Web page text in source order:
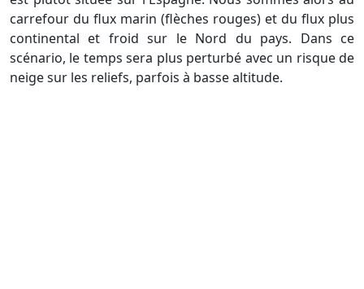
carrefour du flux marin (flèches rouges) et du flux plus
continental et froid sur le Nord du pays. Dans ce
scénario, le temps sera plus perturbé avec un risque de
neige sur les reliefs, parfois à basse altitude.